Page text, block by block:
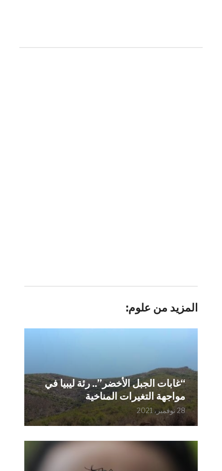
المزيد من علوم:
“غابات الجبل الأخضر”.. رئة ليبيا في
مواجهة التغيرات المناخية
28 نوفمبر، 2021